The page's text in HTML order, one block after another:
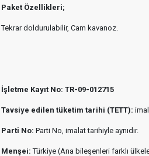
Paket Özellikleri;
Tekrar doldurulabilir, Cam kavanoz.
İşletme Kayıt No: TR-09-012715
Tavsiye edilen tüketim tarihi (TETT):
Parti No: Parti No, imalat tarihiyle aynıdır.
Menşei: Türkiye (Ana bileşenleri farklı